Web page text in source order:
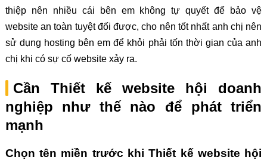
thiệp nên nhiều cái bên em không tự quyết để bảo vệ
website an toàn tuyệt đối được, cho nên tốt nhất anh chị nên
sử dụng hosting bên em để khỏi phải tốn thời gian của anh
chị khi có sự cố website xảy ra.
Cần Thiết kế website hội doanh
nghiệp như thế nào để phát triển
mạnh
Chọn tên miền trước khi Thiết kế website hội